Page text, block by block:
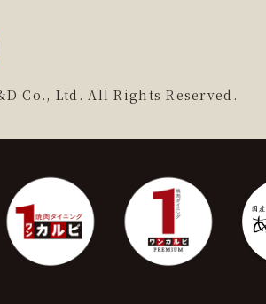
Co., Ltd. All Rights Reserved.